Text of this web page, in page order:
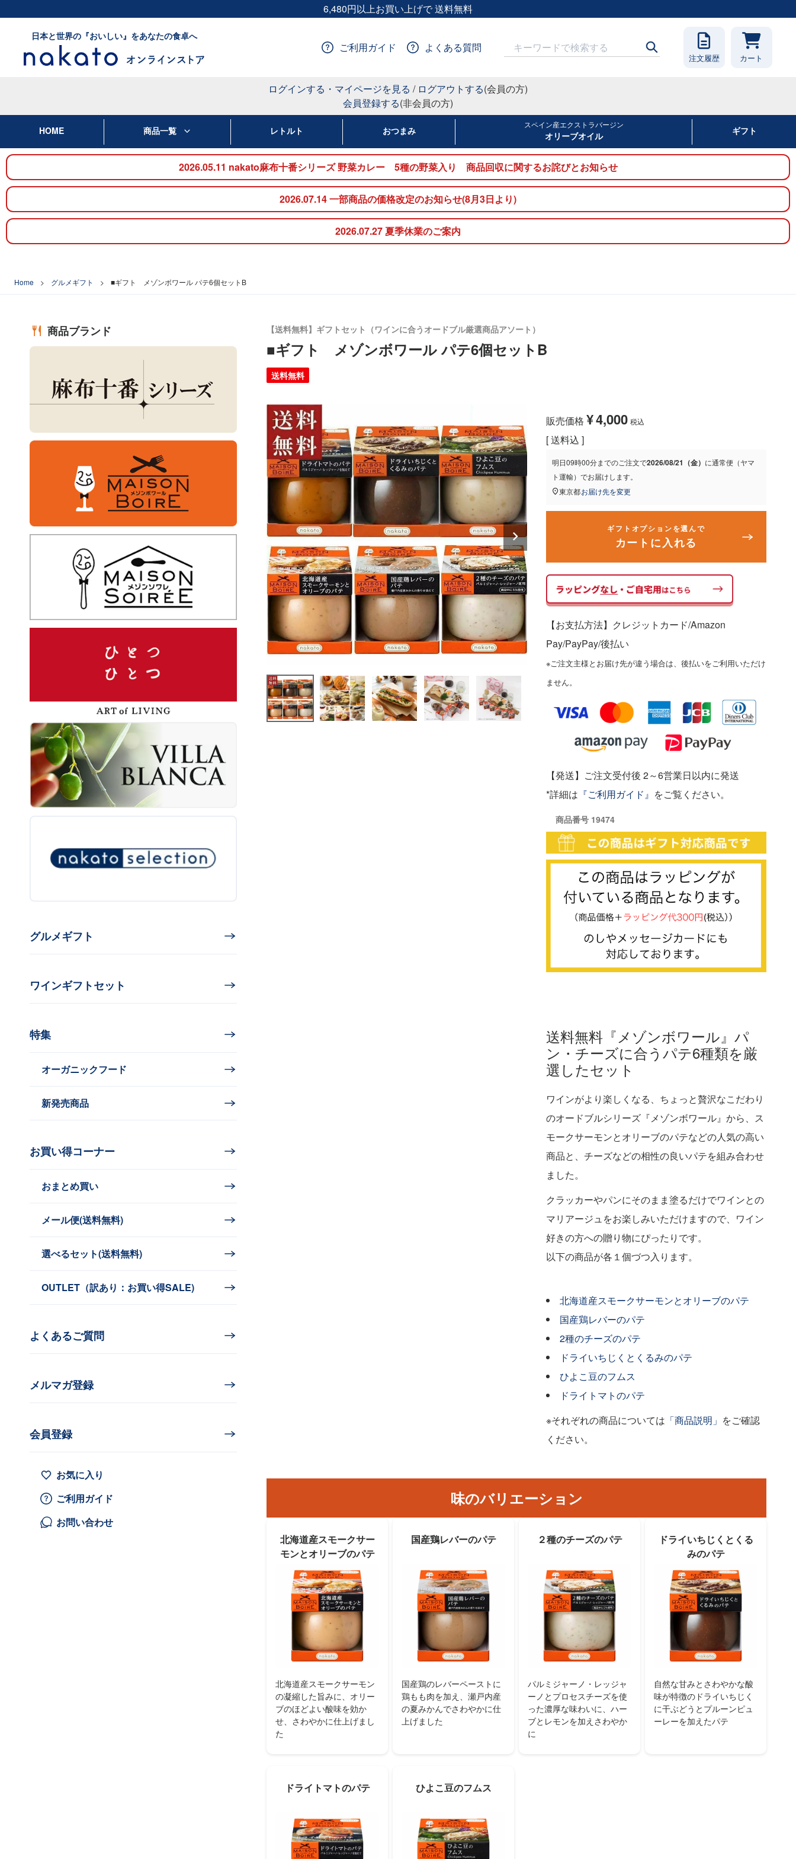
6,480円以上お買い上げで 送料無料
日本と世界の『おいしい』をあなたの食卓へ
ご利用ガイド よくある質問
注文履歴 カート
ログインする・マイページを見る / ログアウトする(会員の方)
会員登録する(非会員の方)
HOME 商品一覧 レトルト おつまみ
スペイン産エクストラバージン
オリーブオイル ギフト
2026.05.11 nakato麻布十番シリーズ 野菜カレー 5種の野菜入り 商品回収に関するお詫びとお知らせ
2026.07.14 一部商品の価格改定のお知らせ(8月3日より)
2026.07.27 夏季休業のご案内
Home グルメギフト ■ギフト メゾンボワール パテ6個セットB
商品ブランド
グルメギフト
ワインギフトセット
特集
オーガニックフード
新発売商品
お買い得コーナー
おまとめ買い
メール便(送料無料)
選べるセット(送料無料)
OUTLET（訳あり：お買い得SALE)
よくあるご質問
メルマガ登録
会員登録
お気に入り
ご利用ガイド
お問い合わせ
【送料無料】ギフトセット（ワインに合うオードブル厳選商品アソート）
■ギフト メゾンボワール パテ6個セットB
送料無料
販売価格 ¥4,000 税込
送料込
明日09時00分までのご注文で2026/08/21（金） に通常便（ヤマ
ト運輸） でお届けします。
東京都お届け先を変更
ギフトオプションを選んで
カートに入れる
【お支払方法】クレジットカード/Amazon
Pay/PayPay/後払い
※ご注文主様とお届け先が違う場合は、後払いをご利用いただけ
ません。
【発送】ご注文受付後 2～6営業日以内に発送
*詳細は 『ご利用ガイド』 をご覧ください。
商品番号 19474
送料無料『メゾンボワール』パ
ン・チーズに合うパテ6種類を厳
選したセット
ワインがより楽しくなる、ちょっと贅沢なこだわり
のオードブルシリーズ『メゾンボワール』から、ス
モークサーモンとオリーブのパテなどの人気の高い
商品と、チーズなどの相性の良いパテを組み合わせ
ました。
クラッカーやパンにそのまま塗るだけでワインとの
マリアージュをお楽しみいただけますので、ワイン
好きの方への贈り物にぴったりです。
以下の商品が各１個づつ入ります。
北海道産スモークサーモンとオリーブのパテ
国産鶏レバーのパテ
2種のチーズのパテ
ドライいちじくとくるみのパテ
ひよこ豆のフムス
ドライトマトのパテ
※それぞれの商品については 「商品説明」 をご確認
ください。
味のバリエーション
北海道産スモークサー
モンとオリーブのパテ
北海道産スモークサーモン
の凝縮した旨みに、オリー
ブのほどよい酸味を効か
せ、さわやかに仕上げまし
た
国産鶏レバーのパテ
国産鶏のレバーペーストに
鶏もも肉を加え、瀬戸内産
の夏みかんでさわやかに仕
上げました
２種のチーズのパテ
パルミジャーノ・レッジャ
ーノとプロセスチーズを使
った濃厚な味わいに、ハー
ブとレモンを加えさわやか
に
ドライいちじくとくる
みのパテ
自然な甘みとさわやかな酸
味が特徴のドライいちじく
に干ぶどうとプルーンピュ
ーレーを加えたパテ
ドライトマトのパテ ひよこ豆のフムス